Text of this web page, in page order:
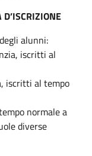
alunni:
iscritti al
iscritti al tempo
normale a
diverse